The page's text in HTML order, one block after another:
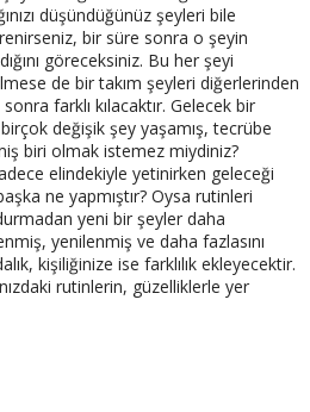
düşündüğünüz şeyleri bile
bir süre sonra o şeyin
göreceksiniz. Bu her şeyi
de bir takım şeyleri diğerlerinden
farklı kılacaktır. Gelecek bir
değişik şey yaşamış, tecrübe
biri olmak istemez miydiniz?
elindekiyle yetinirken geleceği
ne yapmıştır? Oysa rutinleri
yeni bir şeyler daha
yenilenmiş ve daha fazlasını
kişiliğinize ise farklılık ekleyecektir.
rutinlerin, güzelliklerle yer